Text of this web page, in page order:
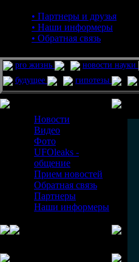
• Партнеры и друзья
• Наши информеры
• Обратная связь
pro жизнь новости науки
будущее
гипотезы
Новости
Видео
Фото
UFOleaks -
общение
Прием новостей
Обратная связь
Партнеры
Наши информеры